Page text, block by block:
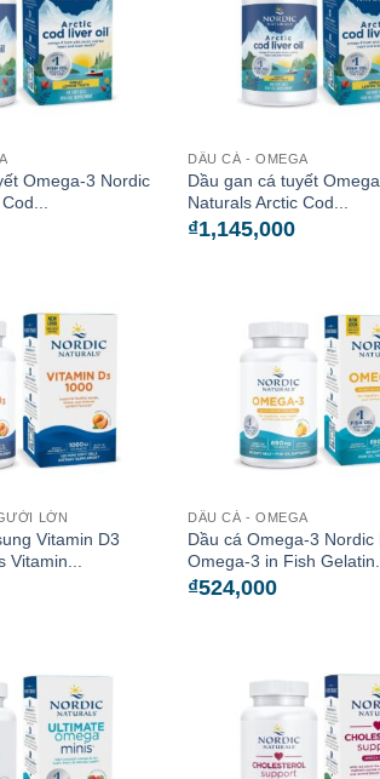
Omega-3 Nordic
DẦU CÁ - OMEGA
Dầu gan cá tuyết
Naturals Arctic Cod...
₫1,145,000
LỚN
Vitamin D3
Vitamin...
DẦU CÁ - OMEGA
Dầu cá Omega-3 Nordic
Omega-3 in Fish Gelatin...
₫524,000